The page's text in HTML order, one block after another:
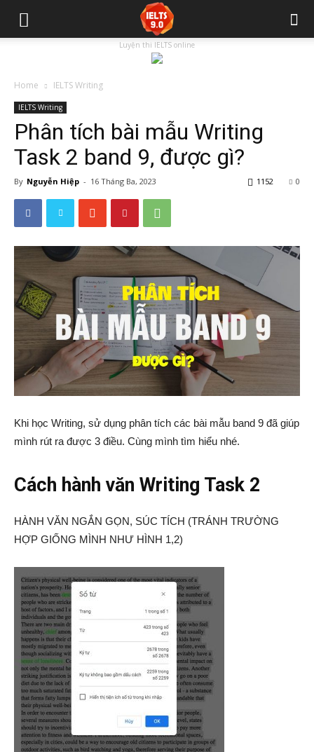
Luyện thi IELTS online
Home IELTS Writing
IELTS Writing
Phân tích bài mẫu Writing
Task 2 band 9, được gì?
By Nguyễn Hiệp - 16 Tháng Ba, 2023 0
1152
Khi học Writing, sử dụng phân tích các bài mẫu band 9 đã giúp
mình rút ra được 3 điều. Cùng mình tìm hiểu nhé.
Cách hành văn Writing Task 2
HÀNH VĂN NGẮN GỌN, SÚC TÍCH (TRÁNH TRƯỜNG
HỢP GIỐNG MÌNH NHƯ HÌNH 1,2)